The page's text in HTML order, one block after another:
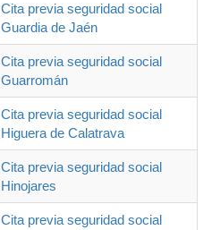
Cita previa seguridad social
Guardia de Jaén
Cita previa seguridad social
Guarromán
Cita previa seguridad social
Higuera de Calatrava
Cita previa seguridad social
Hinojares
Cita previa seguridad social